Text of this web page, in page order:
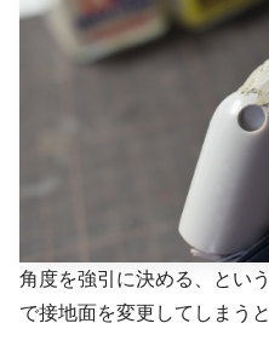
角度を強引に決める、とい
で接地面を変更してしまう